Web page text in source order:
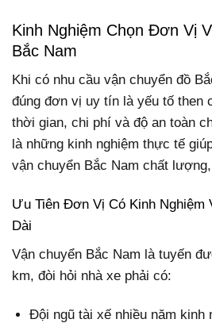
Kinh Nghiệm Chọn Đơn Vị
Bắc Nam
Khi có nhu cầu vận chuyển đồ
đúng đơn vị uy tín là yếu tố then
thời gian, chi phí và độ an toàn
là những kinh nghiệm thực tế
vận chuyển Bắc Nam chất
Ưu Tiên Đơn Vị Có Kinh Nghiệm
Dài
Vận chuyển Bắc Nam là tuyến
km, đòi hỏi nhà xe phải có:
Đội ngũ tài xế nhiều năm kinh